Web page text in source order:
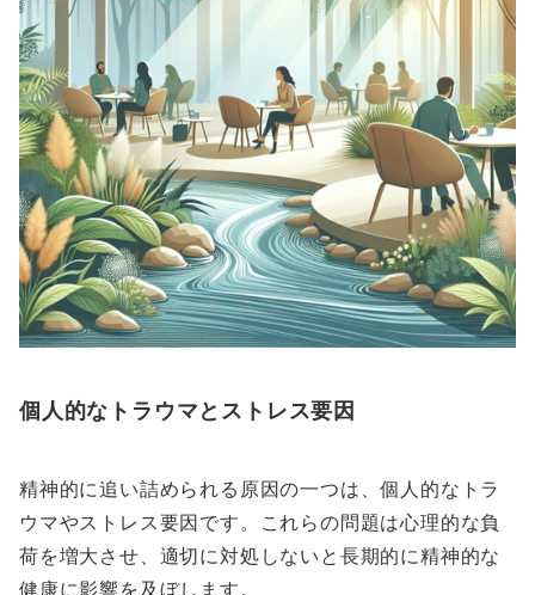
個人的なトラウマとストレス要因
精神的に追い詰められる原因の一つは、個人的なトラ
ウマやストレス要因です。これらの問題は心理的な負
荷を増大させ、適切に対処しないと長期的に精神的な
健康に影響を及ぼします。